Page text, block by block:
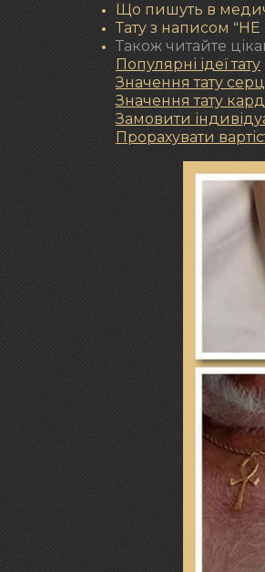
Що пишуть в
Тату з написом
Також читайте
Популярні ідеї тату
Значення тату
Значення тату
Замовити
Прорахувати